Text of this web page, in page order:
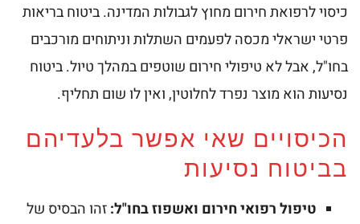
כיסוי לרפואת חירום מחוץ לגבולות המדינה. ביטוח בריאות
פרטי ישראלי מכסה לפעמים השתלות וניתוחים מורכבים
בחו"ל, אבל לא טיפולי חירום שוטפים במהלך טיול. ביטוח
נסיעות הוא מוצר נפרד לחלוטין, ואין לו שום תחליף.
הכיסויים שאי אפשר בלעדיהם
בביטוח נסיעות
טיפול רפואי חירום ואשפוז בחו"ל:זהו הבסיס של